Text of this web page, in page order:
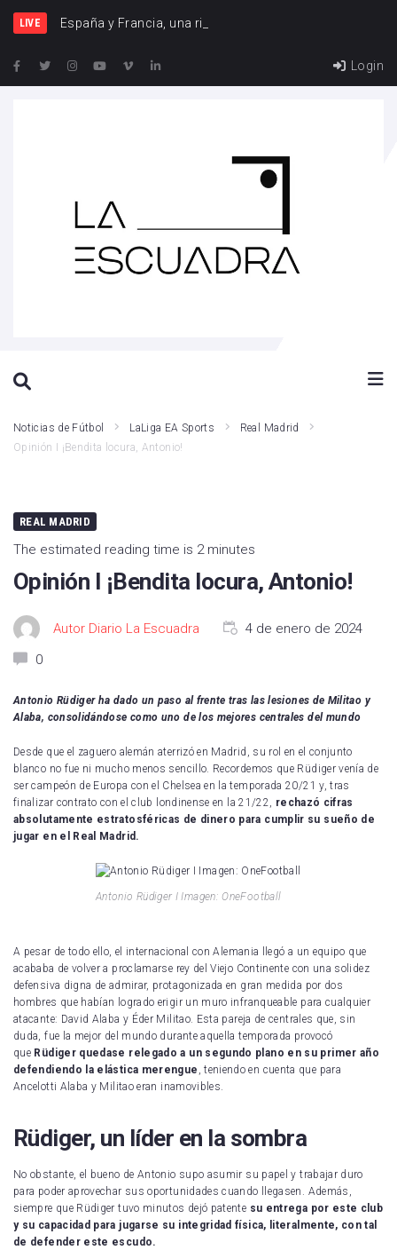
LIVE España y Francia, una rivalidad qu
Login
Noticias de Fútbol LaLiga EA Sports
Real Madrid
Opinión I ¡Bendita locura, Antonio!
REAL MADRID
The estimated reading time is 2 minutes
Opinión I ¡Bendita locura, Antonio!
Autor Diario La Escuadra
4 de enero de 2024
0
Antonio Rüdiger ha dado un paso al frente tras las lesiones de Militao y
Alaba, consolidándose como uno de los mejores centrales del mundo
Desde que el zaguero alemán aterrizó en Madrid, su rol en el conjunto
blanco no fue ni mucho menos sencillo. Recordemos que Rüdiger venía de
ser campeón de Europa con el Chelsea en la temporada 20/21 y, tras
finalizar contrato con el club londinense en la 21/22, rechazó cifras
absolutamente estratosféricas de dinero para cumplir su sueño de
jugar en el Real Madrid.
Antonio Rüdiger I Imagen: OneFootball
A pesar de todo ello, el internacional con Alemania llegó a un equipo que
acababa de volver a proclamarse rey del Viejo Continente con una solidez
defensiva digna de admirar, protagonizada en gran medida por dos
hombres que habían logrado erigir un muro infranqueable para cualquier
atacante: David Alaba y Éder Militao. Esta pareja de centrales que, sin
duda, fue la mejor del mundo durante aquella temporada provocó
que Rüdiger quedase relegado a un segundo plano en su primer año
defendiendo la elástica merengue , teniendo en cuenta que para
Ancelotti Alaba y Militao eran inamovibles.
Rüdiger, un líder en la sombra
No obstante, el bueno de Antonio supo asumir su papel y trabajar duro
para poder aprovechar sus oportunidades cuando llegasen. Además,
siempre que Rüdiger tuvo minutos dejó patente su entrega por este club
y su capacidad para jugarse su integridad física, literalmente, con tal
de defender este escudo.